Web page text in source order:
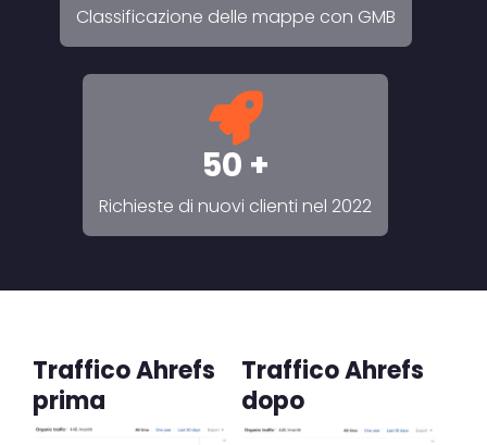
Classificazione delle mappe con GMB
50 +
Richieste di nuovi clienti nel 2022
Traffico Ahrefs
prima
Traffico Ahrefs
dopo